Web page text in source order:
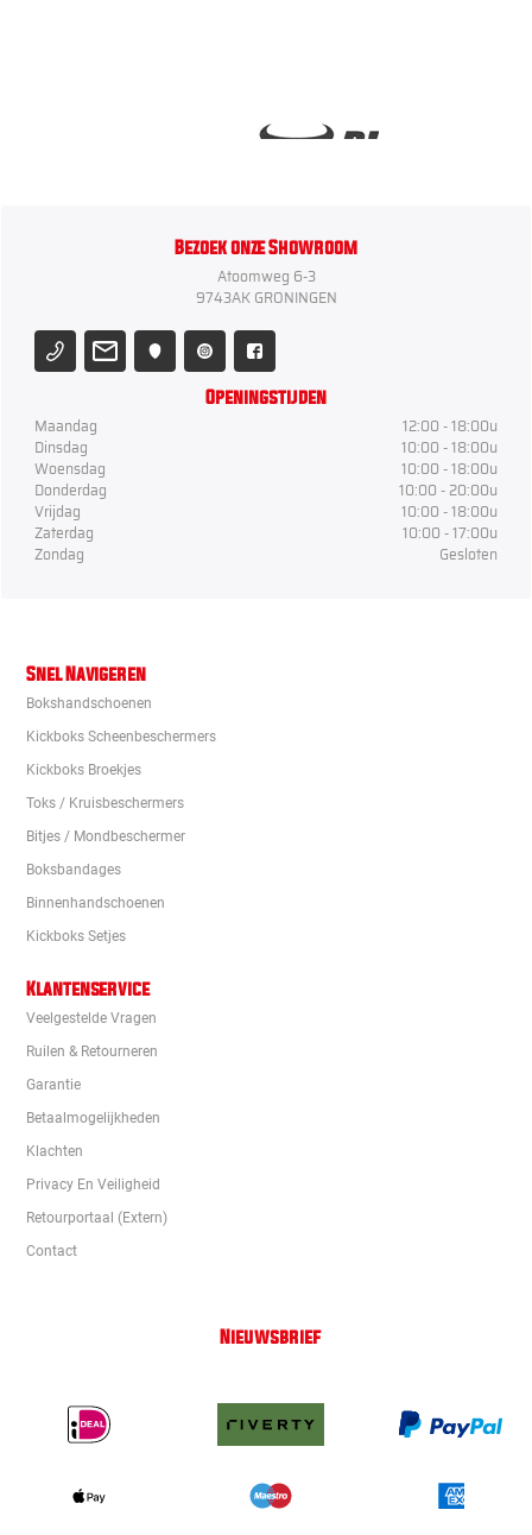
Bezoek onze Showroom
Atoomweg 6-3
9743AK GRONINGEN
Openingstijden
Maandag
12:00 - 18:00u
Dinsdag
10:00 - 18:00u
Woensdag
10:00 - 18:00u
Donderdag
10:00 - 20:00u
Vrijdag
10:00 - 18:00u
Zaterdag
10:00 - 17:00u
Zondag
Gesloten
Snel Navigeren
Bokshandschoenen
Kickboks Scheenbeschermers
Kickboks Broekjes
Toks / Kruisbeschermers
Bitjes / Mondbeschermer
Boksbandages
Binnenhandschoenen
Kickboks Setjes
Klantenservice
Veelgestelde Vragen
Ruilen & Retourneren
Garantie
Betaalmogelijkheden
Klachten
Privacy En Veiligheid
Retourportaal (extern)
Contact
Nieuwsbrief